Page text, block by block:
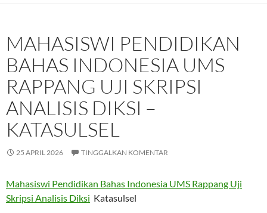
MAHASISWI PENDIDIKAN
BAHAS INDONESIA UMS
RAPPANG UJI SKRIPSI
ANALISIS DIKSI –
KATASULSEL
25 APRIL 2026 TINGGALKAN KOMENTAR
Mahasiswi Pendidikan Bahas Indonesia UMS Rappang Uji
Skripsi Analisis Diksi Katasulsel